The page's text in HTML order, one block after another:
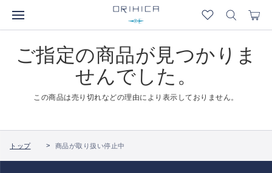
ご指定の商品が見つかりま
せんでした。
この商品は売り切れなどの理由により表示しておりません。
トップ 商品が取り扱い停止中